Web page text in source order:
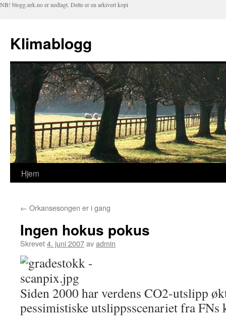
NB! blogg.nrk.no er nedlagt. Dette er en arkivert kopi
Klimablogg
Hopp
innhold
Hjem
← Orkansesongen er i gang
Ingen hokus pokus
Skrevet4. juni 2007avadmin
Siden 2000 har verdens CO2-utslipp
pessimistiske utslippsscenariet fra FNs